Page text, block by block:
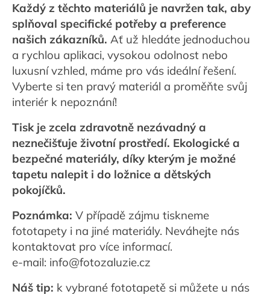
Každý z těchto materiálů je navržen tak, aby
splňoval specifické potřeby a preference
našich zákazníků. Ať už hledáte jednoduchou
a rychlou aplikaci, vysokou odolnost nebo
luxusní vzhled, máme pro vás ideální řešení.
Vyberte si ten pravý materiál a proměňte svůj
interiér k nepoznání!
Tisk je zcela zdravotně nezávadný a
neznečišťuje životní prostředí. Ekologické a
bezpečné materiály, díky kterým je možné
tapetu nalepit i do ložnice a dětských
pokojíčků.
Poznámka: V případě zájmu tiskneme
fototapety i na jiné materiály. Neváhejte nás
kontaktovat pro více informací.
e-mail: info@fotozaluzie.cz
Náš tip: k vybrané fototapetě si můžete u nás